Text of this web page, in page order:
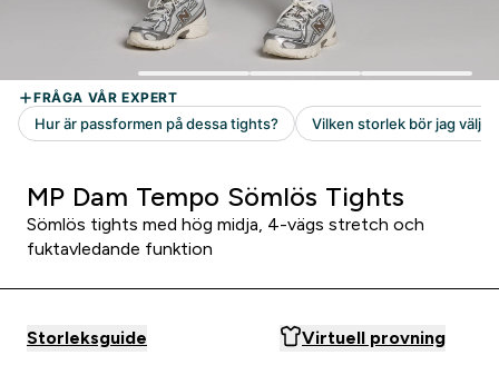
MP Dam Tempo Sömlös Tights
Sömlös tights med hög midja, 4-vägs stretch och
fuktavledande funktion
Storleksguide Virtuell provning